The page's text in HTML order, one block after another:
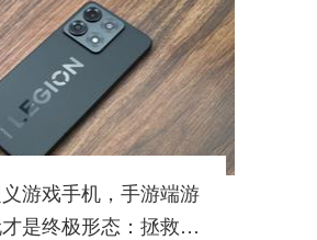
游戏手机，手游端游
是终极形态：拯救者